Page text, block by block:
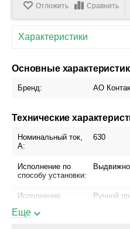
Отложить Сравнить
Характеристики
Основные
Бренд: АО
Технические
Номинальный ток,
А:
630
Исполнение по
способу установки:
Исполнение
Ручной
Еще